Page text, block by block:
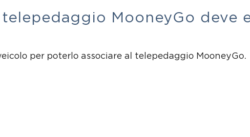
MooneyGo deve
per poterlo associare al telepedaggio MooneyGo.